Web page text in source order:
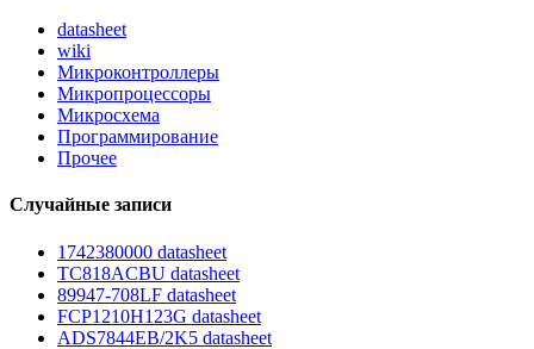
datasheet
wiki
Микроконтроллеры
Микропроцессоры
Микросхема
Программирование
Прочее
Случайные записи
1742380000 datasheet
TC818ACBU datasheet
89947-708LF datasheet
FCP1210H123G datasheet
ADS7844EB/2K5 datasheet